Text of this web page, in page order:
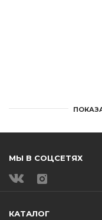
МЫ В СОЦСЕТЯХ
КАТАЛОГ